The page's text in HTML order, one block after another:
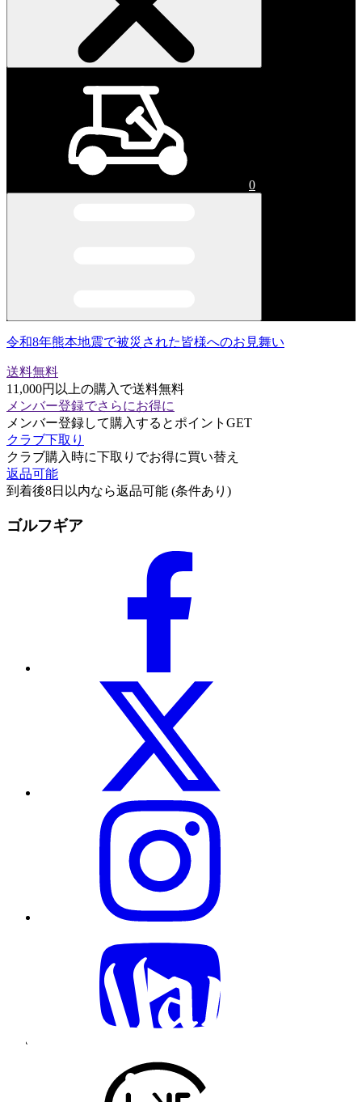
0
令和8年熊本地震で被災された皆様へのお見舞い
送料無料
11,000円以上の購入で送料無料
メンバー登録でさらにお得に
メンバー登録して購入するとポイントGET
クラブ下取り
クラブ購入時に下取りでお得に買い替え
返品可能
到着後8日以内なら返品可能 (条件あり)
ゴルフギア